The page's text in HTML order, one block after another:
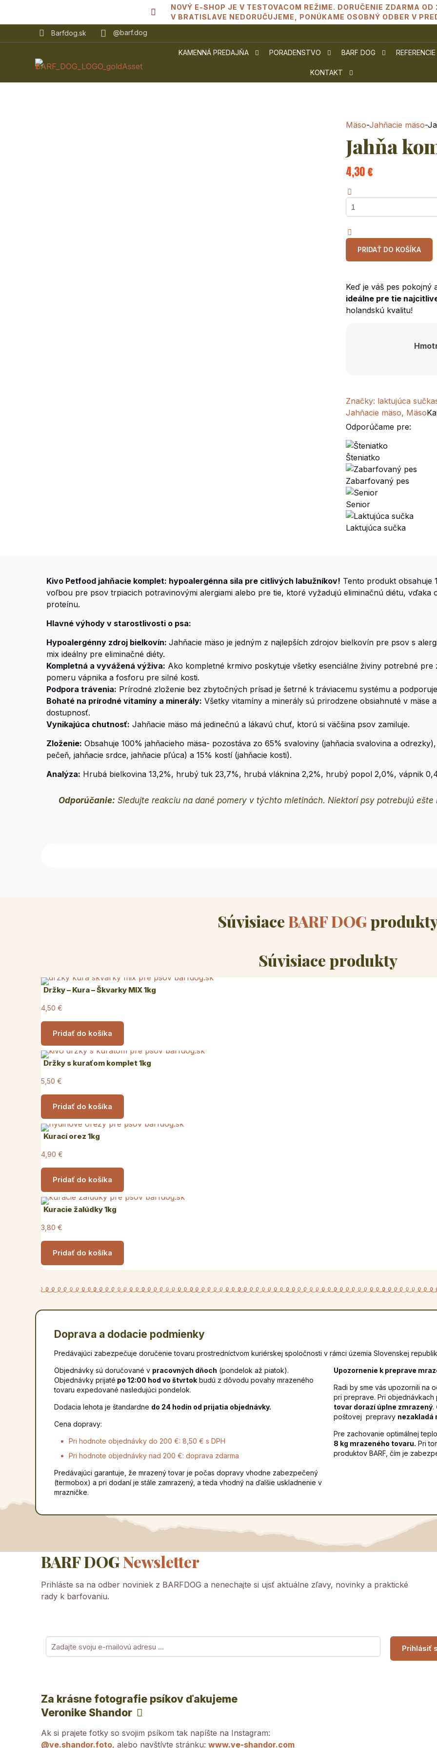
NOVÝ E-SHOP JE V TESTOVACOM REŽIME. DORUČENIE ZDARMA
V BRATISLAVE NEDORUČUJEME, PONÚKAME OSOBNÝ ODBER V
Barfdog.sk
@barf.dog
KAMENNÁ PREDAJŇA PORADENSTVO BARF DOG REFERENCIE
KONTAKT
Mäso-Jahňacie mäso-
Jahňa
4,30€
množstvo
Jahňa
500g
PRIDAŤ DO KOŠÍKA
Keď je váš pes pokojný
ideálne pre tie
holandskú kvalitu!
Značky: laktujúca sučka
Jahňacie mäso, Mäso
Odporúčame pre:
Šteniatko
Zabarfovaný pes
Senior
Laktujúca sučka
Kivo Petfood jahňacie komplet: hypoalergénna sila pre citlivých labužníkov! Tento produkt obsahuje
voľbou pre psov trpiacich potravinovými alergiami alebo pre tie, ktoré vyžadujú eliminačnú diétu, vďaka
proteínu.
Hlavné výhody v starostlivosti o psa:
Hypoalergénny zdroj bielkovín:Jahňacie mäso je jedným z najlepších zdrojov bielkovín pre psov s
mix ideálny pre eliminačné diéty.
Kompletná a vyvážená výživa: Ako kompletné krmivo poskytuje všetky esenciálne živiny potrebné
pomeru vápnika a fosforu pre silné kosti.
Podpora trávenia: Prírodné zloženie bez zbytočných prísad je šetrné k tráviacemu systému a
Bohaté na prírodné vitamíny a minerály: Všetky vitamíny a minerály sú prirodzene obsiahnuté v
dostupnosť.
Vynikajúca chutnosť: Jahňacie mäso má jedinečnú a lákavú chuť, ktorú si väčšina psov zamiluje.
Zloženie: Obsahuje 100% jahňacieho mäsa- pozostáva zo 65% svaloviny (jahňacia svalovina a
pečeň, jahňacie srdce, jahňacie pľúca) a 15% kostí (jahňacie kosti).
Analýza: Hrubá bielkovina 13,2%, hrubý tuk 23,7%, hrubá vláknina 2,2%, hrubý popol 2,0%, vápnik
Odporúčanie: Sledujte reakciu na dané pomery v týchto mletinách. Niektorí psy potrebujú
SúvisiaceBARF DOG
Súvisiace produkty
Držky – Kura – Škvarky MIX 1kg
4,50 €
Pridať do košíka
Držky s kuraťom komplet 1kg
5,50 €
Pridať do košíka
Kurací orez 1kg
4,90 €
Pridať do košíka
Kuracie žalúdky 1kg
3,80 €
Pridať do košíka
Doprava a dodacie podmienky
Predávajúci zabezpečuje doručenie tovaru prostredníctvom kuriérskej spoločnosti v rámci územia Slovenskej
Objednávky sú doručované v pracovných dňoch (pondelok až piatok).
Objednávky prijaté po 12:00 hod vo štvrtokbudú z dôvodu povahy mrazeného
tovaru expedované nasledujúci pondelok.
Dodacia lehota je štandardne do 24 hodín od prijatia objednávky.
Cena dopravy:
Pri hodnote objednávky do 200 €: 8,50 € s DPH
Pri hodnote objednávky nad 200 €: doprava zdarma
Predávajúci garantuje, že mrazený tovar je počas dopravy vhodne zabezpečený
(termobox) a pri dodaní je stále zamrazený, a teda vhodný na ďalšie uskladnenie v
mrazničke.
Upozornenie k preprave
Radi by sme vás upozornili na
pri preprave. Pri
tovar dorazí úplne zmrazený.
poštovej prepravy nezakladá
Pre zachovanie optimálnej
8 kg mrazeného tovaru. Pri
produktov BARF, čím je
BARF DOGNewsletter
Prihláste sa na odber noviniek z BARFDOG a nenechajte si ujsť aktuálne zľavy, novinky a praktické
rady k barfovaniu.
Za krásne fotografie psíkov ďakujeme
Veronike Shandor
Ak si prajete fotky so svojim psíkom tak napíšte na Instagram:
@ve.shandor.foto, alebo navštívte stránku: www.ve-shandor.com